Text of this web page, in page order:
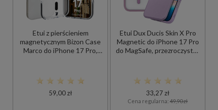
Etui z pierścieniem
magnetycznym Bizon Case
Marco do iPhone 17 Pro,
59,00 zł
Etui Dux Ducis Skin X Pro
Magnetic do iPhone 17 Pro
do MagSafe, przezroczysto-
33,27 zł
Cena regularna: 49,90 zł